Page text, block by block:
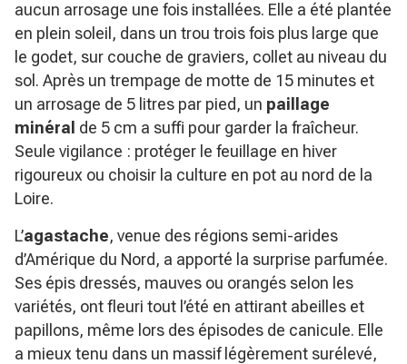
aucun arrosage une fois installées. Elle a été plantée
en plein soleil, dans un trou trois fois plus large que
le godet, sur couche de graviers, collet au niveau du
sol. Après un trempage de motte de 15 minutes et
un arrosage de 5 litres par pied, un paillage
minéral de 5 cm a suffi pour garder la fraîcheur.
Seule vigilance : protéger le feuillage en hiver
rigoureux ou choisir la culture en pot au nord de la
Loire.
L’agastache, venue des régions semi-arides
d’Amérique du Nord, a apporté la surprise parfumée.
Ses épis dressés, mauves ou orangés selon les
variétés, ont fleuri tout l’été en attirant abeilles et
papillons, même lors des épisodes de canicule. Elle
a mieux tenu dans un massif légèrement surélevé,